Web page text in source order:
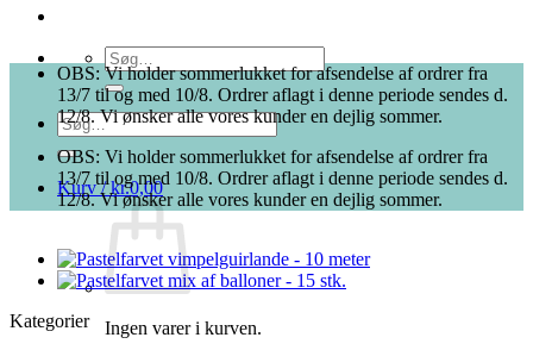
Søg
efter:
Søg
efter:
Kurv /kr.0,00
Ingen varer i kurven.
OBS: Vi holder sommerlukket for afsendelse af ordrer fra
13/7 til og med 10/8. Ordrer aflagt i denne periode sendes d.
12/8. Vi ønsker alle vores kunder en dejlig sommer.
OBS: Vi holder sommerlukket for afsendelse af ordrer fra
13/7 til og med 10/8. Ordrer aflagt i denne periode sendes d.
12/8. Vi ønsker alle vores kunder en dejlig sommer.
Kategorier